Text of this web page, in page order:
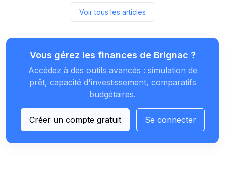
Voir tous les articles
Vous gérez les finances de Brignac ?
Accédez à des outils avancés : simulation de
prêt, capacité d'investissement, comparatifs
budgétaires.
Créer un compte gratuit Se connecter